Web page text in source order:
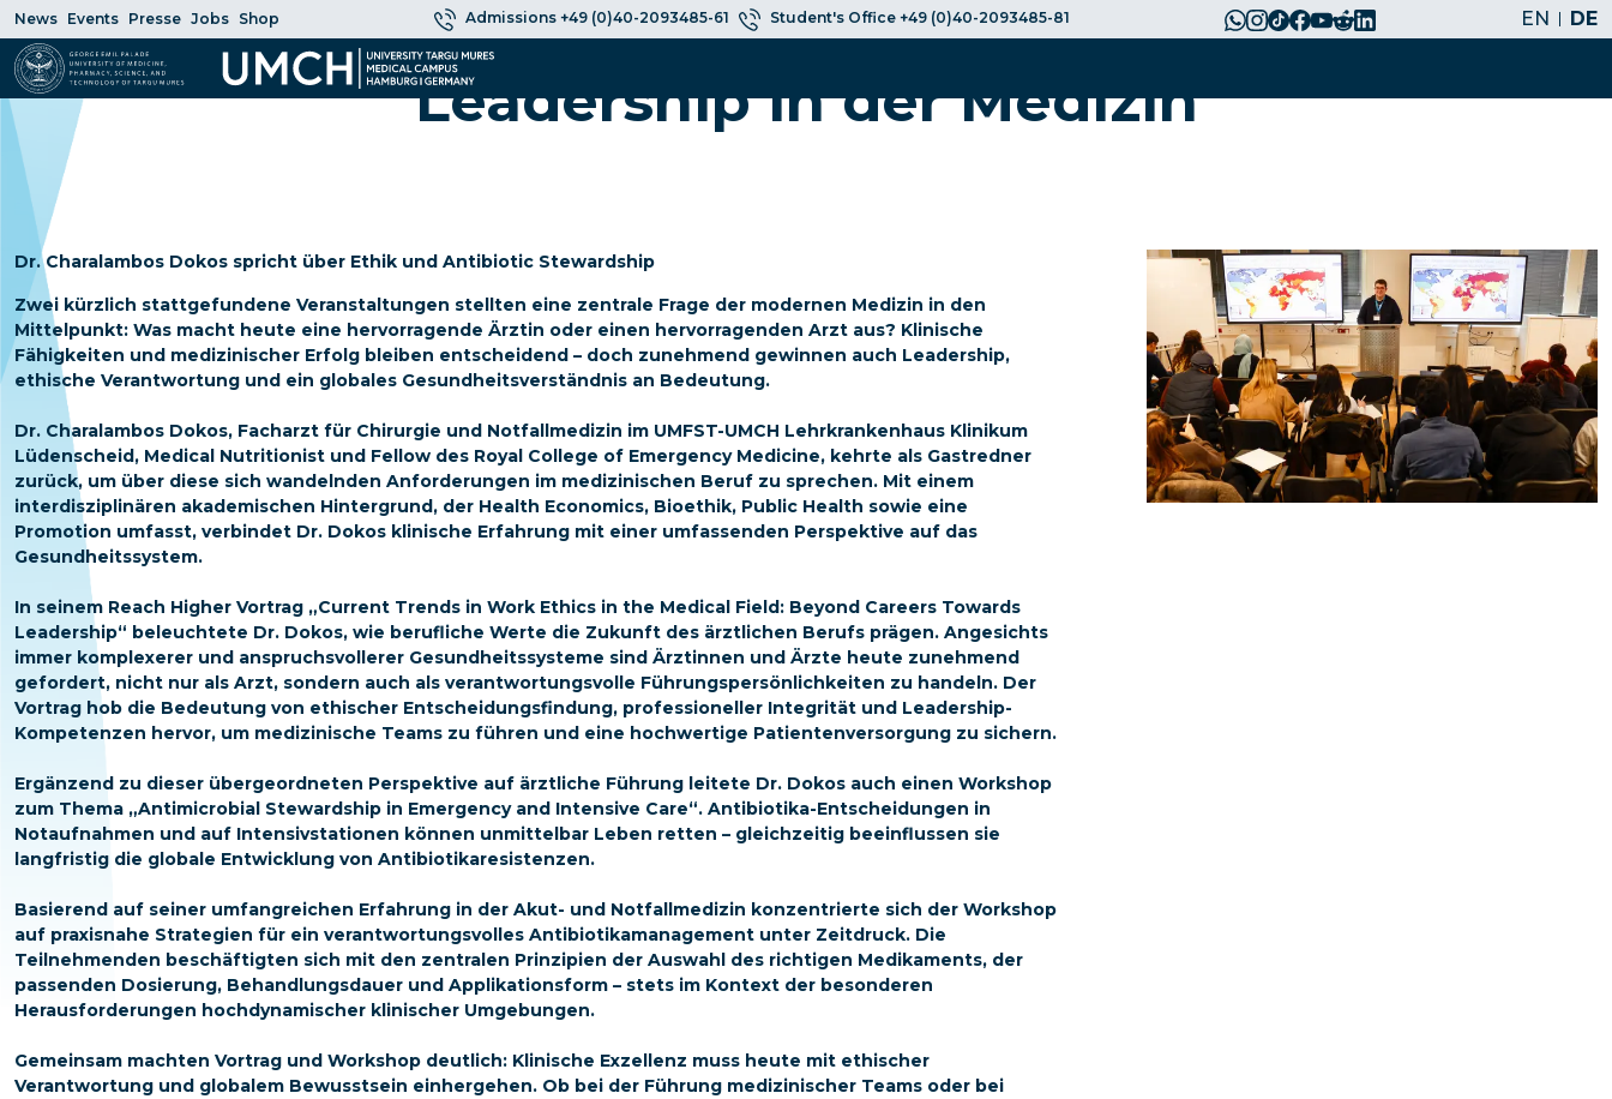
News Events Presse Jobs Shop Admissions +49 (0)40-2093485-61 Student's Office +49 (0)40-2093485-81 EN DE
Leadership in der Medizin
Dr. Charalambos Dokos spricht über Ethik und Antibiotic Stewardship
Zwei kürzlich stattgefundene Veranstaltungen stellten eine zentrale Frage der modernen Medizin in den
Mittelpunkt: Was macht heute eine hervorragende Ärztin oder einen hervorragenden Arzt aus? Klinische
Fähigkeiten und medizinischer Erfolg bleiben entscheidend – doch zunehmend gewinnen auch Leadership,
ethische Verantwortung und ein globales Gesundheitsverständnis an Bedeutung.
Dr. Charalambos Dokos, Facharzt für Chirurgie und Notfallmedizin im UMFST-UMCH Lehrkrankenhaus Klinikum
Lüdenscheid, Medical Nutritionist und Fellow des Royal College of Emergency Medicine, kehrte als Gastredner
zurück, um über diese sich wandelnden Anforderungen im medizinischen Beruf zu sprechen. Mit einem
interdisziplinären akademischen Hintergrund, der Health Economics, Bioethik, Public Health sowie eine
Promotion umfasst, verbindet Dr. Dokos klinische Erfahrung mit einer umfassenden Perspektive auf das
Gesundheitssystem.
In seinem Reach Higher Vortrag „Current Trends in Work Ethics in the Medical Field: Beyond Careers Towards
Leadership“ beleuchtete Dr. Dokos, wie berufliche Werte die Zukunft des ärztlichen Berufs prägen. Angesichts
immer komplexerer und anspruchsvollerer Gesundheitssysteme sind Ärztinnen und Ärzte heute zunehmend
gefordert, nicht nur als Arzt, sondern auch als verantwortungsvolle Führungspersönlichkeiten zu handeln. Der
Vortrag hob die Bedeutung von ethischer Entscheidungsfindung, professioneller Integrität und Leadership-
Kompetenzen hervor, um medizinische Teams zu führen und eine hochwertige Patientenversorgung zu sichern.
Ergänzend zu dieser übergeordneten Perspektive auf ärztliche Führung leitete Dr. Dokos auch einen Workshop
zum Thema „Antimicrobial Stewardship in Emergency and Intensive Care“. Antibiotika-Entscheidungen in
Notaufnahmen und auf Intensivstationen können unmittelbar Leben retten – gleichzeitig beeinflussen sie
langfristig die globale Entwicklung von Antibiotikaresistenzen.
Basierend auf seiner umfangreichen Erfahrung in der Akut- und Notfallmedizin konzentrierte sich der Workshop
auf praxisnahe Strategien für ein verantwortungsvolles Antibiotikamanagement unter Zeitdruck. Die
Teilnehmenden beschäftigten sich mit den zentralen Prinzipien der Auswahl des richtigen Medikaments, der
passenden Dosierung, Behandlungsdauer und Applikationsform – stets im Kontext der besonderen
Herausforderungen hochdynamischer klinischer Umgebungen.
Gemeinsam machten Vortrag und Workshop deutlich: Klinische Exzellenz muss heute mit ethischer
Verantwortung und globalem Bewusstsein einhergehen. Ob bei der Führung medizinischer Teams oder bei